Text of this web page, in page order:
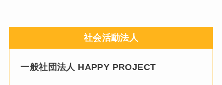
社会活動法人
一般社団法人 HAPPY PROJECT